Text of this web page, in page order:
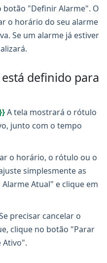
botão "Definir Alarme". O
o horário do seu alarme
Se um alarme já estiver
definido para
A tela mostrará o rótulo
junto com o tempo
o horário, o rótulo ou o
simplesmente as
Atual" e clique em
precisar cancelar o
clique no botão "Parar
Ativo".